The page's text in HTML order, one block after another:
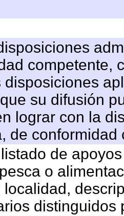
competente,
disposiciones
su difusión
lograr con la
de
de
o
localidad,
distinguidos